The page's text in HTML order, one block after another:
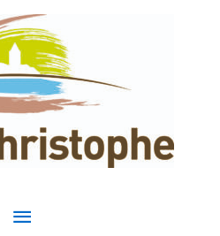
MENU